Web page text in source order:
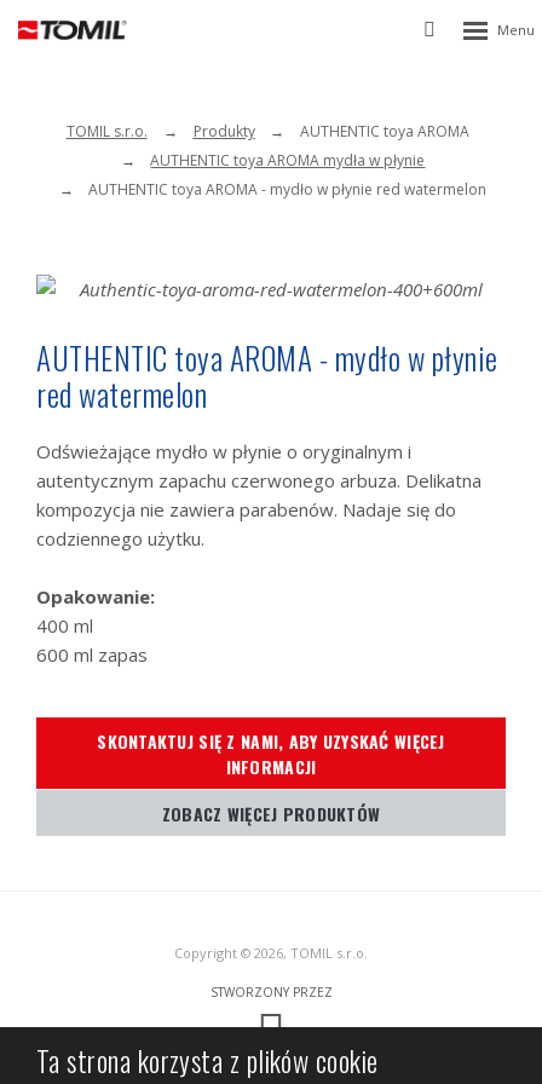
Vyhledávání
Rozbalení
TOMIL s.r.o. Produkty
AUTHENTIC toya AROMA
AUTHENTIC toya AROMA mydła w płynie
AUTHENTIC toya AROMA - mydło w płynie red watermelon
AUTHENTIC toya AROMA - mydło w płynie
red watermelon
Odświeżające mydło w płynie o oryginalnym i
autentycznym zapachu czerwonego arbuza. Delikatna
kompozycja nie zawiera parabenów. Nadaje się do
codziennego użytku.
Opakowanie:
400 ml
600 ml zapas
SKONTAKTUJ SIĘ Z NAMI, ABY UZYSKAĆ WIĘCEJ
INFORMACJI
ZOBACZ WIĘCEJ PRODUKTÓW
Copyright © 2026, TOMIL s.r.o.
STWORZONY PRZEZ
Ta strona korzysta z plików cookie